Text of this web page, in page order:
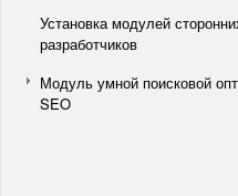
Установка модулей
разработчиков
Модуль умной поисковой
SEO